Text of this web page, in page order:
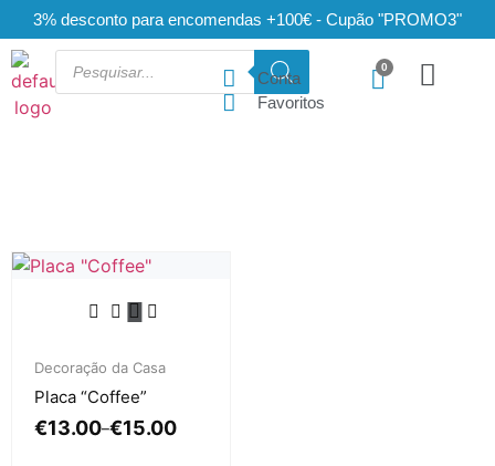
3% desconto para encomendas +100€ - Cupão "PROMO3"
Conta
Favoritos
Decoração da Casa
Placa “Coffee”
€13.00–€15.00